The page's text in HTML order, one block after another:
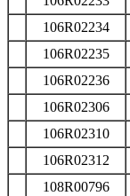
106R02234
106R02235
106R02236
106R02306
106R02310
106R02312
108R00796